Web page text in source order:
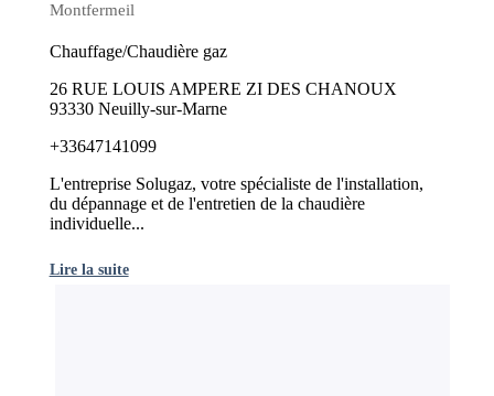
Montfermeil
Chauffage/Chaudière gaz
26 RUE LOUIS AMPERE ZI DES CHANOUX
93330 Neuilly-sur-Marne
+33647141099
L'entreprise Solugaz, votre spécialiste de l'installation,
du dépannage et de l'entretien de la chaudière
individuelle...
Lire la suite